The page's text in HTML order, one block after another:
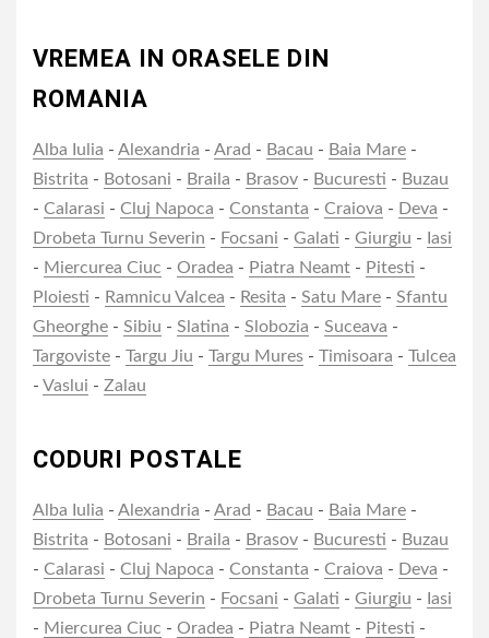
VREMEA IN ORASELE DIN
ROMANIA
Alba Iulia - Alexandria - Arad - Bacau - Baia Mare -
Bistrita - Botosani - Braila - Brasov - Bucuresti - Buzau
- Calarasi - Cluj Napoca - Constanta - Craiova - Deva -
Drobeta Turnu Severin - Focsani - Galati - Giurgiu - Iasi
- Miercurea Ciuc - Oradea - Piatra Neamt - Pitesti -
Ploiesti - Ramnicu Valcea - Resita - Satu Mare - Sfantu
Gheorghe - Sibiu - Slatina - Slobozia - Suceava -
Targoviste - Targu Jiu - Targu Mures - Timisoara - Tulcea
- Vaslui - Zalau
CODURI POSTALE
Alba Iulia - Alexandria - Arad - Bacau - Baia Mare -
Bistrita - Botosani - Braila - Brasov - Bucuresti - Buzau
- Calarasi - Cluj Napoca - Constanta - Craiova - Deva -
Drobeta Turnu Severin - Focsani - Galati - Giurgiu - Iasi
- Miercurea Ciuc - Oradea - Piatra Neamt - Pitesti -